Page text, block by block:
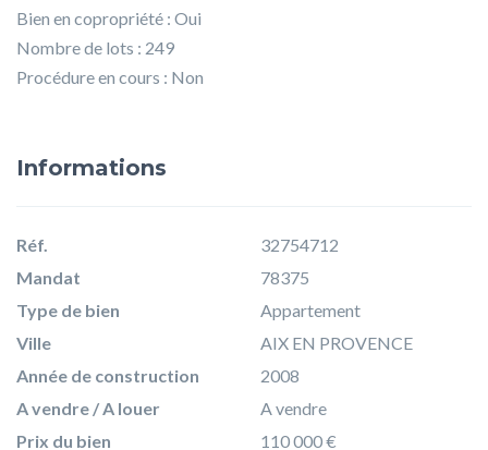
Bien en copropriété : Oui
Nombre de lots : 249
Procédure en cours : Non
Informations
Réf.
32754712
Mandat
78375
Type de bien
Appartement
Ville
AIX EN PROVENCE
Année de construction
2008
A vendre / A louer
A vendre
Prix du bien
110 000 €